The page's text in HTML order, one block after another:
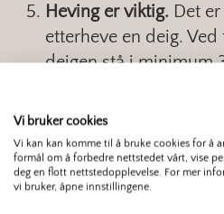
Heving er viktig. Det
etterheve en deig.
deigen stå i minimum
gjør at både
og du får samtidig et
brød. Gjæren vokser
volum. Om du ikke
er sjansen større for at
Vi bruker cookies
Vi kan kan komme til å bruke cookies for å
formål om å forbedre nettstedet vårt, vise
deg en flott nettstedopplevelse. For mer
vi bruker, åpne innstillingene.